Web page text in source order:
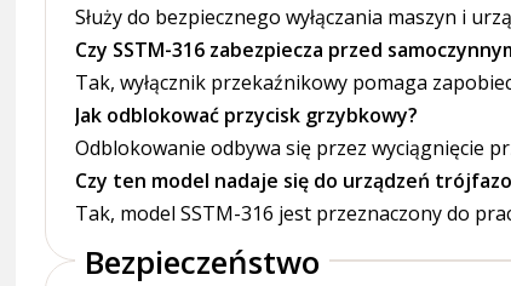
Służy do bezpiecznego wyłączania maszyn i
Czy SSTM-316 zabezpiecza przed
Tak, wyłącznik przekaźnikowy pomaga
Jak odblokować przycisk grzybkowy?
Odblokowanie odbywa się przez wyciągnięcie
Czy ten model nadaje się do urządzeń
Tak, model SSTM-316 jest przeznaczony do
Bezpieczeństwo